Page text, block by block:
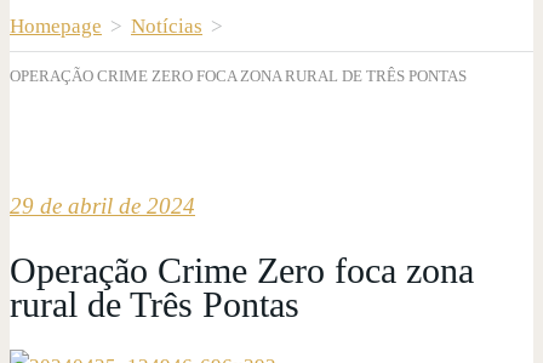
Homepage > Notícias >
OPERAÇÃO CRIME ZERO FOCA ZONA RURAL DE TRÊS PONTAS
29 de abril de 2024
Operação Crime Zero foca zona
rural de Três Pontas